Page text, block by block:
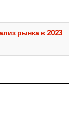
рынка в 2023